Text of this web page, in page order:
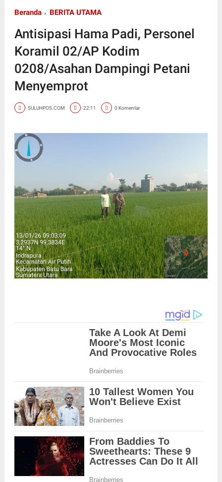
Beranda BERITA UTAMA
Antisipasi Hama Padi, Personel
Koramil 02/AP Kodim
0208/Asahan Dampingi Petani
Menyemprot
SULUHPOS.COM 22:11 0 Komentar